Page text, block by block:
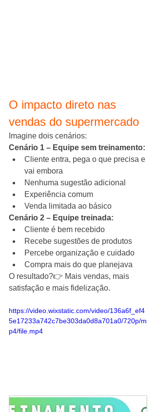
O impacto direto nas
vendas do supermercado
Imagine dois cenários:
Cenário 1 – Equipe sem treinamento:
Cliente entra, pega o que precisa e
vai embora
Nenhuma sugestão adicional
Experiência comum
Venda limitada ao básico
Cenário 2 – Equipe treinada:
Cliente é bem recebido
Recebe sugestões de produtos
Percebe organização e cuidado
Compra mais do que planejava
O resultado?👉 Mais vendas, mais
satisfação e mais fidelização.
https://video.wixstatic.com/video/136a6f_ef4
5e17233a742c7be303da0d8a701a0/720p/m
p4/file.mp4